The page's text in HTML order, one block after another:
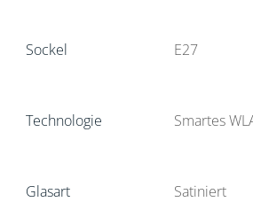
Sockel E27
Technologie Smartes
Glasart Satiniert